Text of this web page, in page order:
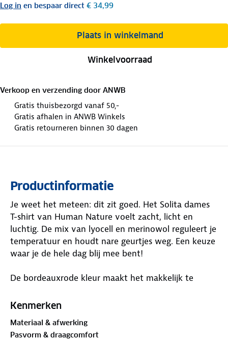
Log in en bespaar direct € 34,99
Plaats in winkelmand
Winkelvoorraad
Verkoop en verzending door ANWB
Gratis thuisbezorgd vanaf 50,-
Gratis afhalen in ANWB Winkels
Gratis retourneren binnen 30 dagen
Productinformatie
Je weet het meteen: dit zit goed. Het Solita dames
T-shirt van Human Nature voelt zacht, licht en
luchtig. De mix van lyocell en merinowol reguleert je
temperatuur en houdt nare geurtjes weg. Een keuze
waar je de hele dag blij mee bent!
De bordeauxrode kleur maakt het makkelijk te
zorgen voor een fijne fit. Nog een voordeel? Je
Handig als je onderweg bent!
Kenmerken
Materiaal & afwerking
Pasvorm & draagcomfort